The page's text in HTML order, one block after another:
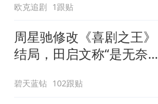
欧克追剧 1跟贴
周星驰修改《喜剧之王》
结局，田启文称“是无奈之
碧天蓝钻 102跟贴